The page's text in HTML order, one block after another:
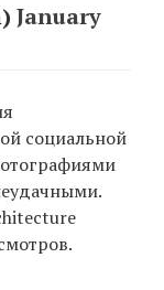
January
социальной